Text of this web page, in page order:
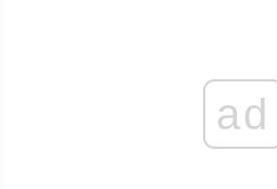
ad